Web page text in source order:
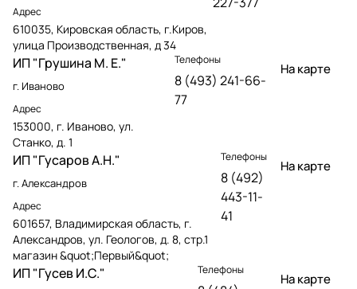
Адрес
610035, Кировская область, г.Киров,
улица Производственная, д 34
ИП "Грушина М. Е."
г. Иваново
Адрес
153000, г. Иваново, ул.
Станко, д. 1
Телефоны
8 (493) 241-66-
77
На карте
ИП "Гусаров А.Н."
г. Александров
Адрес
601657, Владимирская область, г.
Александров, ул. Геологов, д. 8, стр.1
магазин &quot;Первый&quot;
Телефоны
8 (492)
443-11-
41
На карте
ИП "Гусев И.С." Телефоны
На карте